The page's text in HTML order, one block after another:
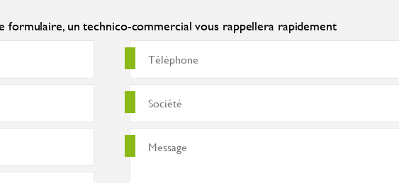
formulaire, un technico-commercial vous rappellera rapidement